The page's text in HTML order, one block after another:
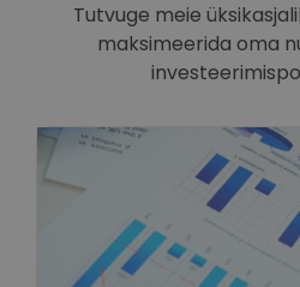
Tutvuge meie
maksimeerida oma